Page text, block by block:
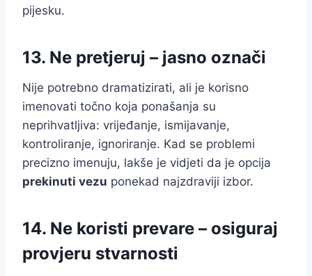
pijesku.
13. Ne pretjeruj – jasno označi
Nije potrebno dramatizirati, ali je korisno
imenovati točno koja ponašanja su
neprihvatljiva: vrijeđanje, ismijavanje,
kontroliranje, ignoriranje. Kad se problemi
precizno imenuju, lakše je vidjeti da je opcija
prekinuti vezu ponekad najzdraviji izbor.
14. Ne koristi prevare – osiguraj
provjeru stvarnosti